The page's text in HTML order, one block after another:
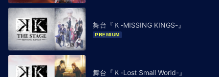
舞台『Ｋ-MISSING KINGS-』
PREMIUM
舞台『Ｋ-Lost Small World-』